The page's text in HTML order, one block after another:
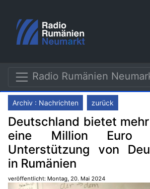
Radio Rumänien
Archiv : Nachrichten zurück
Deutschland bietet
eine Million Euro
Unterstützung von
in Rumänien
veröffentlicht: Montag, 20. Mai 2024